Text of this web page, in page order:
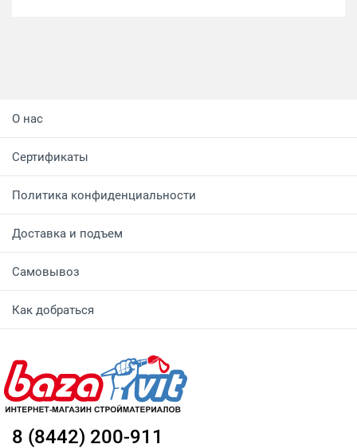
О нас
Сертификаты
Политика конфиденциальности
Доставка и подъем
Самовывоз
Как добраться
8 (8442) 200-911